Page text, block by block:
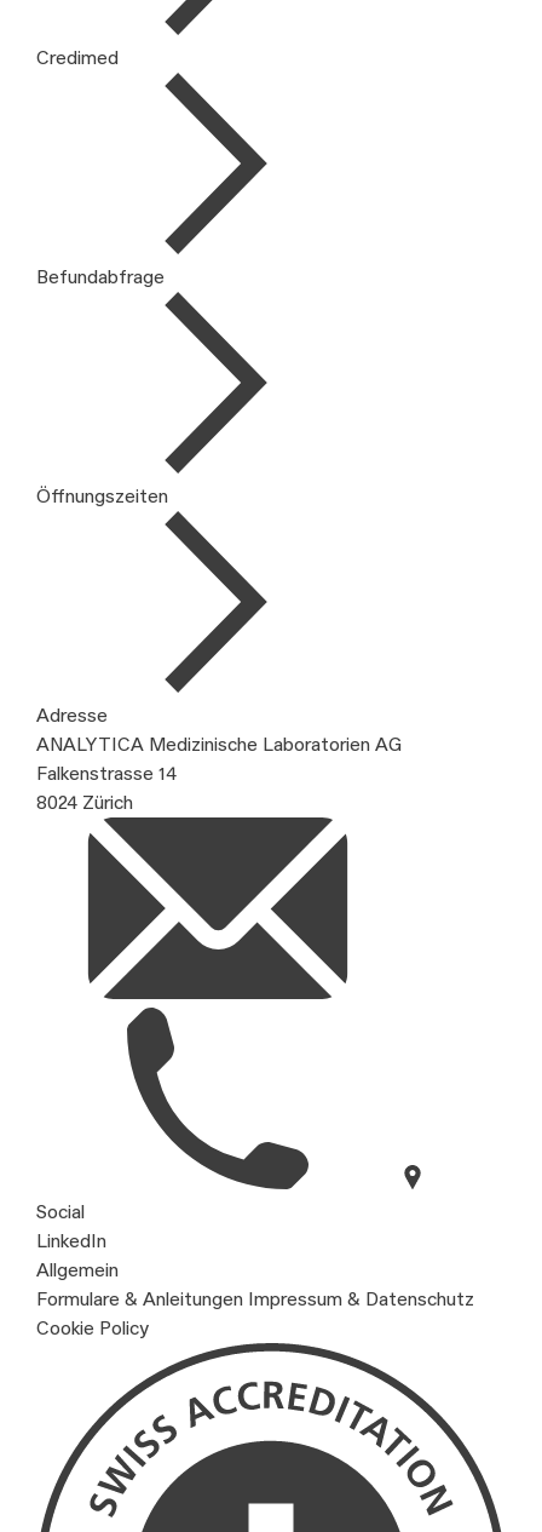
Credimed
Befundabfrage
Öffnungszeiten
Adresse
ANALYTICA Medizinische Laboratorien AG
Falkenstrasse 14
8024 Zürich
Social
LinkedIn
Allgemein
Formulare & Anleitungen Impressum & Datenschutz
Cookie Policy